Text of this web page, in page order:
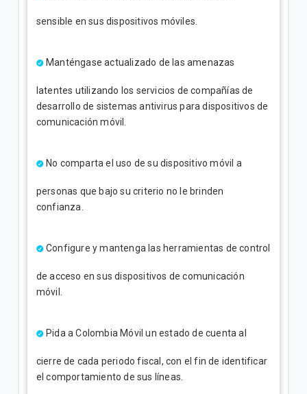
sensible en sus dispositivos móviles.
Manténgase actualizado de las amenazas
latentes utilizando los servicios de compañías de
desarrollo de sistemas antivirus para dispositivos de
comunicación móvil.
No comparta el uso de su dispositivo móvil a
personas que bajo su criterio no le brinden
confianza.
Configure y mantenga las herramientas de control
de acceso en sus dispositivos de comunicación
móvil.
Pida a Colombia Móvil un estado de cuenta al
cierre de cada periodo fiscal, con el fin de identificar
el comportamiento de sus líneas.